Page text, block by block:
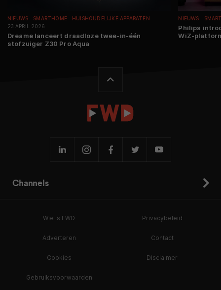
NIEUWS SMARTHOME
HUISHOUDELIJKE APPARATEN
23 APRIL 2026
Dreame lanceert draadloze twee-in-één
stofzuiger Z30 Pro Aqua
NIEUWS
Philips
WiZ-
Channels
Wie is FWD Privacybeleid
Adverteren Contact
Cookies Disclaimer
Gebruiksvoorwaarden